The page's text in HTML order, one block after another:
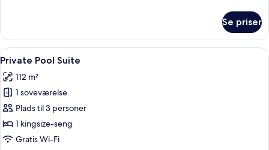
Bedroom
Pool
Villa
Se priser
Indlæs
alle
billeder
af
Private
Pool
Suite
Et moderne poolområde udendørs
7
Private Pool Suite
112 m²
1 soveværelse
Plads til 3 personer
1 kingsize-seng
Gratis Wi-Fi